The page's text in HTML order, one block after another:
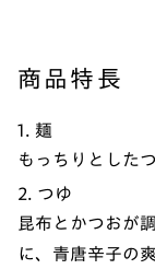
商品特長
1. 麺
もっちりとした
2. つゆ
昆布とかつおが
に、青唐辛子の